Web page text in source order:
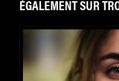
ÉGALEMENT SUR